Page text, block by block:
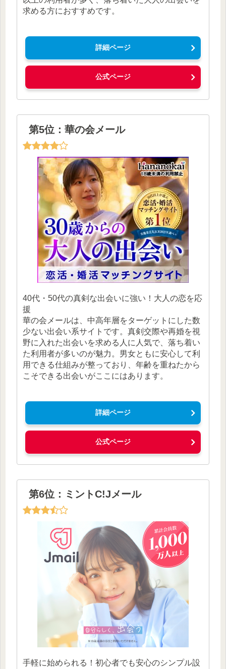
求める方におすすめです。
詳細ページ
公式ページ
第5位：華の会メール
40代・50代の真剣な出会いに強い！大人の恋を応
援
華の会メールは、中高年層をターゲットにした数
少ない出会い系サイトです。真剣交際や再婚を視
野に入れた出会いを求める人に人気で、落ち着い
た利用者が多いのが魅力。男女ともに安心して利
用できる仕組みが整っており、年齢を重ねたから
こそできる出会いがここにはあります。
詳細ページ
公式ページ
第6位：ミントC!Jメール
手軽に始められる！初心者でも安心のシンプル設